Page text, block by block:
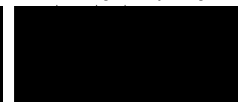
compravi ancora in copia...